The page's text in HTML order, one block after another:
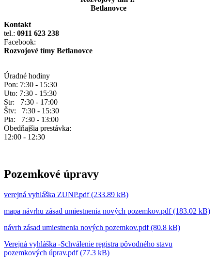
Betlanovce
Kontakt
tel.: 0911 623 238
Facebook:
Rozvojové tímy Betlanovce
Úradné hodiny
Pon: 7:30 - 15:30
Uto: 7:30 - 15:30
Str: 7:30 - 17:00
Štv: 7:30 - 15:30
Pia: 7:30 - 13:00
Obedňajšia prestávka:
12:00 - 12:30
Pozemkové úpravy
verejná vyhláška ZUNP.pdf (233.89 kB)
mapa návrhu zásad umiestnenia nových pozemkov.pdf (183.02 kB)
návrh zásad umiestnenia nových pozemkov.pdf (80.8 kB)
Verejná vyhláška -Schválenie registra pôvodného stavu
pozemkových úprav.pdf (77.3 kB)